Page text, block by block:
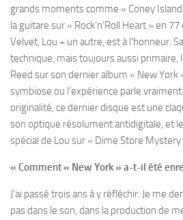
grands moments comme « Coney
la guitare sur « Rock’n’Roll Heart » en
Velvet, Lou + un autre, est à l’honneur.
technique, mais toujours aussi primaire,
Reed sur son dernier album « New York
symbiose ou l’expérience parle
originalité, ce dernier disque est une
son optique résolument antidigitale, et
spécial de Lou sur « Dime Store
« Comment « New York » a-t-il été
J’ai passé trois ans à y réfléchir. Je me
pas dans le son, dans la production de